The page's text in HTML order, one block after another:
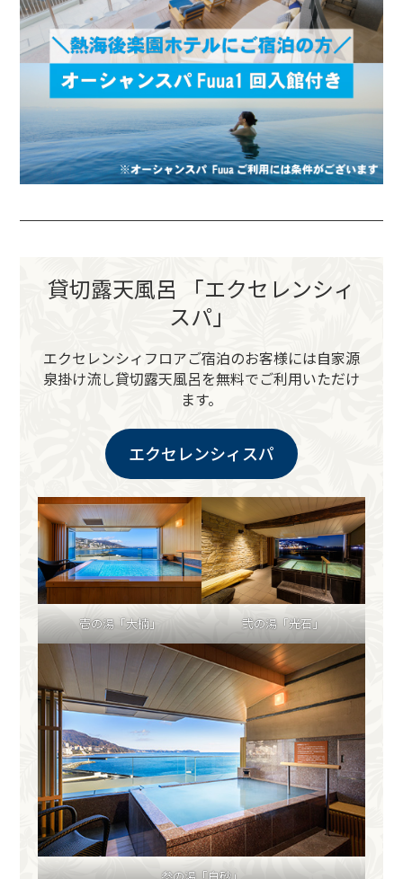
貸切露天風呂 「エクセレンシィ
スパ」
エクセレンシィフロアご宿泊のお客様には自家源
泉掛け流し貸切露天風呂を無料でご利用いただけ
ます。
エクセレンシィスパ
壱の湯「大楠」 弐の湯「光石」